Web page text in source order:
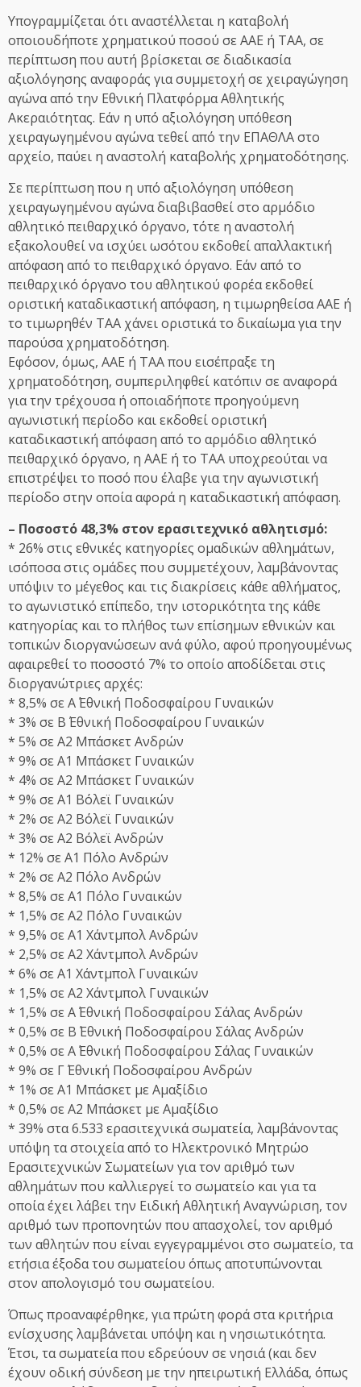
Υπογραμμίζεται ότι αναστέλλεται η καταβολή
οποιουδήποτε χρηματικού ποσού σε ΑΑΕ ή ΤΑΑ, σε
περίπτωση που αυτή βρίσκεται σε διαδικασία
αξιολόγησης αναφοράς για συμμετοχή σε χειραγώγηση
αγώνα από την Εθνική Πλατφόρμα Αθλητικής
Ακεραιότητας. Εάν η υπό αξιολόγηση υπόθεση
χειραγωγημένου αγώνα τεθεί από την ΕΠΑΘΛΑ στο
αρχείο, παύει η αναστολή καταβολής χρηματοδότησης.
Σε περίπτωση που η υπό αξιολόγηση υπόθεση
χειραγωγημένου αγώνα διαβιβασθεί στο αρμόδιο
αθλητικό πειθαρχικό όργανο, τότε η αναστολή
εξακολουθεί να ισχύει ωσότου εκδοθεί απαλλακτική
απόφαση από το πειθαρχικό όργανο. Εάν από το
πειθαρχικό όργανο του αθλητικού φορέα εκδοθεί
οριστική καταδικαστική απόφαση, η τιμωρηθείσα ΑΑΕ ή
το τιμωρηθέν ΤΑΑ χάνει οριστικά το δικαίωμα για την
παρούσα χρηματοδότηση.
Εφόσον, όμως, ΑΑΕ ή ΤΑΑ που εισέπραξε τη
χρηματοδότηση, συμπεριληφθεί κατόπιν σε αναφορά
για την τρέχουσα ή οποιαδήποτε προηγούμενη
αγωνιστική περίοδο και εκδοθεί οριστική
καταδικαστική απόφαση από το αρμόδιο αθλητικό
πειθαρχικό όργανο, η ΑΑΕ ή το ΤΑΑ υποχρεούται να
επιστρέψει το ποσό που έλαβε για την αγωνιστική
περίοδο στην οποία αφορά η καταδικαστική απόφαση.
– Ποσοστό 48,3% στον ερασιτεχνικό αθλητισμό:
* 26% στις εθνικές κατηγορίες ομαδικών αθλημάτων,
ισόποσα στις ομάδες που συμμετέχουν, λαμβάνοντας
υπόψιν το μέγεθος και τις διακρίσεις κάθε αθλήματος,
το αγωνιστικό επίπεδο, την ιστορικότητα της κάθε
κατηγορίας και το πλήθος των επίσημων εθνικών και
τοπικών διοργανώσεων ανά φύλο, αφού προηγουμένως
αφαιρεθεί το ποσοστό 7% το οποίο αποδίδεται στις
διοργανώτριες αρχές:
* 8,5% σε Α΄ Εθνική Ποδοσφαίρου Γυναικών
* 3% σε Β΄ Εθνική Ποδοσφαίρου Γυναικών
* 5% σε Α2 Μπάσκετ Ανδρών
* 9% σε Α1 Μπάσκετ Γυναικών
* 4% σε Α2 Μπάσκετ Γυναικών
* 9% σε Α1 Βόλεϊ Γυναικών
* 2% σε Α2 Βόλεϊ Γυναικών
* 3% σε Α2 Βόλεϊ Ανδρών
* 12% σε Α1 Πόλο Ανδρών
* 2% σε Α2 Πόλο Ανδρών
* 8,5% σε Α1 Πόλο Γυναικών
* 1,5% σε Α2 Πόλο Γυναικών
* 9,5% σε Α1 Χάντμπολ Ανδρών
* 2,5% σε Α2 Χάντμπολ Ανδρών
* 6% σε Α1 Χάντμπολ Γυναικών
* 1,5% σε Α2 Χάντμπολ Γυναικών
* 1,5% σε Α΄ Εθνική Ποδοσφαίρου Σάλας Ανδρών
* 0,5% σε Β΄ Εθνική Ποδοσφαίρου Σάλας Ανδρών
* 0,5% σε Α΄ Εθνική Ποδοσφαίρου Σάλας Γυναικών
* 9% σε Γ΄ Εθνική Ποδοσφαίρου Ανδρών
* 1% σε Α1 Μπάσκετ με Αμαξίδιο
* 0,5% σε Α2 Μπάσκετ με Αμαξίδιο
* 39% στα 6.533 ερασιτεχνικά σωματεία, λαμβάνοντας
υπόψη τα στοιχεία από το Ηλεκτρονικό Μητρώο
Ερασιτεχνικών Σωματείων για τον αριθμό των
αθλημάτων που καλλιεργεί το σωματείο και για τα
οποία έχει λάβει την Ειδική Αθλητική Αναγνώριση, τον
αριθμό των προπονητών που απασχολεί, τον αριθμό
των αθλητών που είναι εγγεγραμμένοι στο σωματείο, τα
ετήσια έξοδα του σωματείου όπως αποτυπώνονται
στον απολογισμό του σωματείου.
Όπως προαναφέρθηκε, για πρώτη φορά στα κριτήρια
ενίσχυσης λαμβάνεται υπόψη και η νησιωτικότητα.
Έτσι, τα σωματεία που εδρεύουν σε νησιά (και δεν
έχουν οδική σύνδεση με την ηπειρωτική Ελλάδα, όπως